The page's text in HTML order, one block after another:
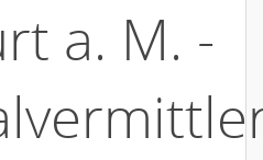
a. M. -